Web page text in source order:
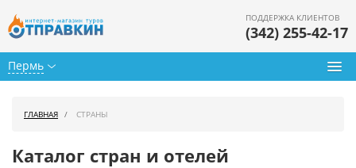
Пермь
ПОДДЕРЖКА КЛИЕНТОВ
(342) 255-42-17
ГЛАВНАЯ СТРАНЫ
Каталог стран и отелей